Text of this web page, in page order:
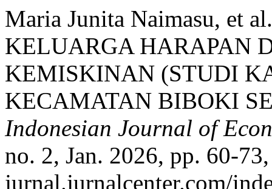
Maria Junita Naimasu, et
KELUARGA HARAPAN
KEMISKINAN (STUDI
KECAMATAN BIBOKI
Indonesian Journal of
no. 2, Jan. 2026, pp. 60-
jurnal.jurnalcenter.com/